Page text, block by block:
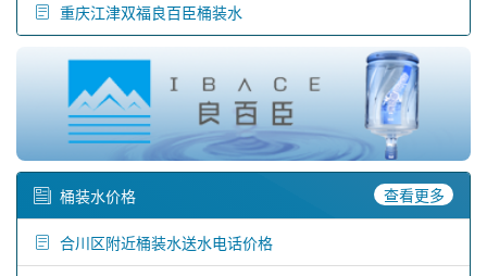
重庆江津双福良百臣桶装水
桶装水价格 查看更多
合川区附近桶装水送水电话价格